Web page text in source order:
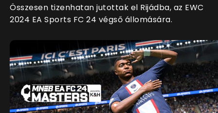
Összesen tizenhatan jutottak el Rijádba, az EWC
2024 EA Sports FC 24 végső állomására.